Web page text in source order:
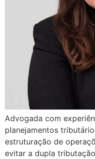
Advogada com
planejamentos
estruturação de
evitar a dupla